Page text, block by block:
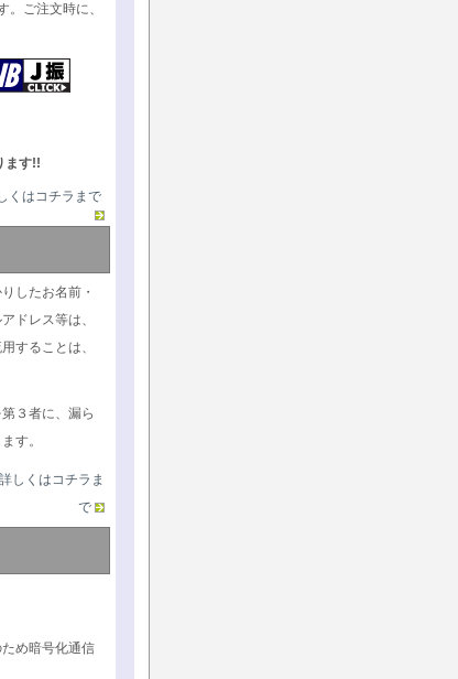
。ご注文時に、
ます!!
くはコチラまで
したお名前・
ドレス等は、
することは、
３者に、漏ら
す。
しくはコチラま
で
め暗号化通信